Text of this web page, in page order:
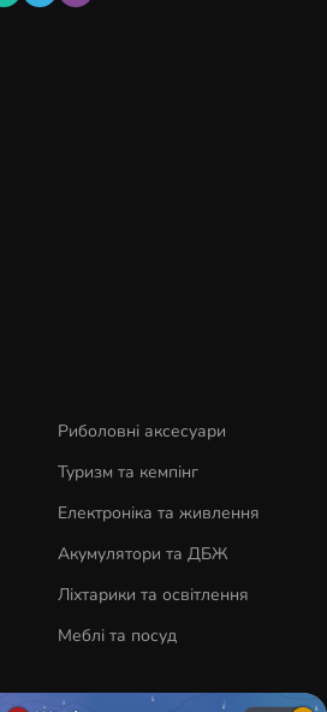
Риболовні аксесуари
Туризм та кемпінг
Електроніка та живлення
Акумулятори та ДБЖ
Ліхтарики та освітлення
Меблі та посуд